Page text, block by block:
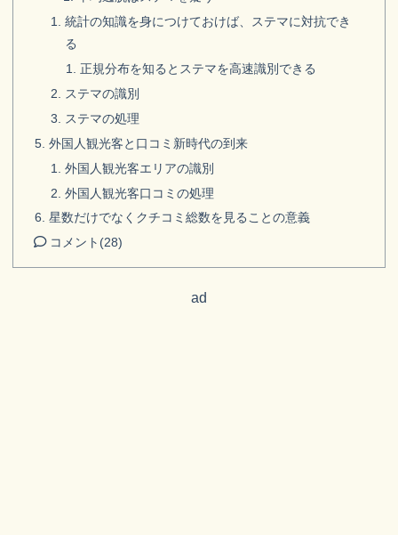
統計の知識を身につけておけば、ステマに対抗でき
る
正規分布を知るとステマを高速識別できる
ステマの識別
ステマの処理
外国人観光客と口コミ新時代の到来
外国人観光客エリアの識別
外国人観光客口コミの処理
星数だけでなくクチコミ総数を見ることの意義
コメント (28)
ad